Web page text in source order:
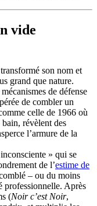
vide
son nom et
grand que nature.
de défense
de combler un
celle de 1966 où
révèlent des
l’armure de la
» qui se
de l’estime de
– ou du moins
professionnelle. Après
(Noir c’est Noir,